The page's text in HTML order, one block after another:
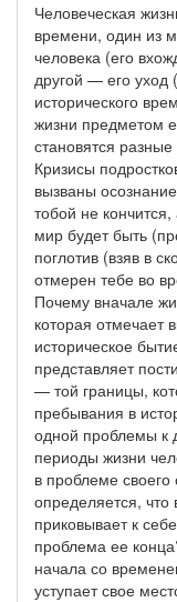
Человеческая
времени, один из
человека (его
другой — его
исторического
жизни предметом
становятся
Кризисы
вызваны
тобой не
мир будет быть
поглотив (взяв в
отмерен тебе во
Почему вначале
которая отмечает
историческое
представляет
— той границы,
пребывания в
одной проблемы к
периоды жизни
в проблеме
определяется,
приковывает к
проблема ее
начала со
уступает свое